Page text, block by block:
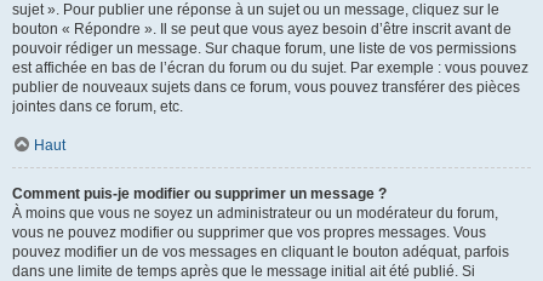
sujet ». Pour publier une réponse à un sujet ou un message, cliquez sur le
bouton « Répondre ». Il se peut que vous ayez besoin d’être inscrit avant de
pouvoir rédiger un message. Sur chaque forum, une liste de vos permissions
est affichée en bas de l’écran du forum ou du sujet. Par exemple : vous pouvez
publier de nouveaux sujets dans ce forum, vous pouvez transférer des pièces
jointes dans ce forum, etc.
Haut
Comment puis-je modifier ou supprimer un message ?
À moins que vous ne soyez un administrateur ou un modérateur du forum,
vous ne pouvez modifier ou supprimer que vos propres messages. Vous
pouvez modifier un de vos messages en cliquant le bouton adéquat, parfois
dans une limite de temps après que le message initial ait été publié. Si